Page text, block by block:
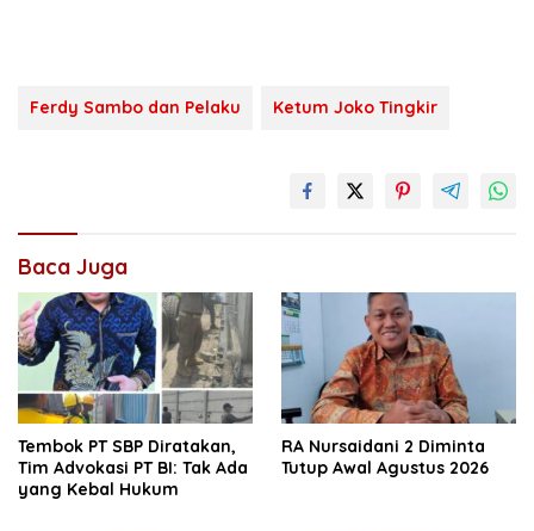
Ferdy Sambo dan Pelaku Ketum Joko Tingkir
Baca Juga
Tembok PT SBP Diratakan,
Tim Advokasi PT BI: Tak Ada
yang Kebal Hukum
RA Nursaidani 2 Diminta
Tutup Awal Agustus 2026